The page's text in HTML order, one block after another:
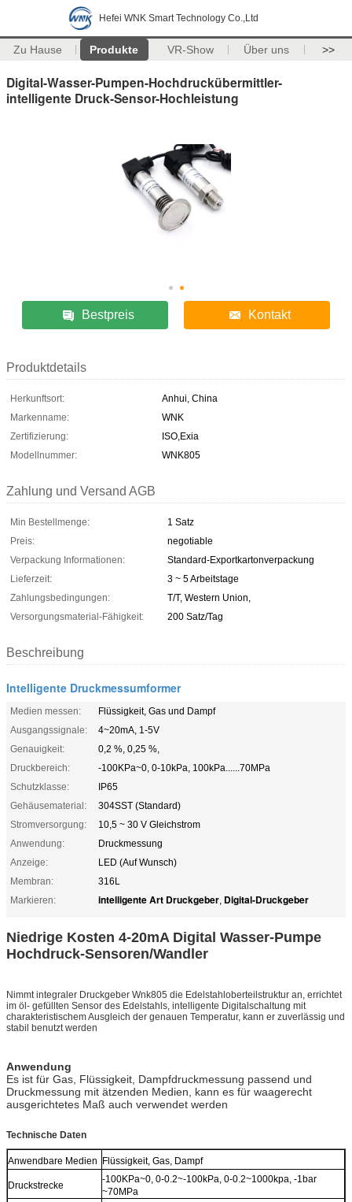
Hefei WNK Smart Technology Co.,Ltd
Zu Hause Produkte VR-Show Über uns >>
Digital-Wasser-Pumpen-Hochdruckübermittler-
intelligente Druck-Sensor-Hochleistung
Bestpreis Kontakt
Produktdetails
Herkunftsort:
Anhui, China
Markenname:
WNK
Zertifizierung:
ISO,Exia
Modellnummer:
WNK805
Zahlung und Versand AGB
Min Bestellmenge:
1 Satz
Preis:
negotiable
Verpackung Informationen:
Standard-Exportkartonverpackung
Lieferzeit:
3 ~ 5 Arbeitstage
Zahlungsbedingungen:
T/T, Western Union,
Versorgungsmaterial-Fähigkeit:
200 Satz/Tag
Beschreibung
Intelligente Druckmessumformer
Medien messen:
Flüssigkeit, Gas und Dampf
Ausgangssignale:
4~20mA, 1-5V
Genauigkeit:
0,2 %, 0,25 %,
Druckbereich:
-100KPa~0, 0-10kPa, 100kPa......70MPa
Schutzklasse:
IP65
Gehäusematerial:
304SST (Standard)
Stromversorgung:
10,5 ~ 30 V Gleichstrom
Anwendung:
Druckmessung
Anzeige:
LED (Auf Wunsch)
Membran:
316L
Markieren:
intelligente Art Druckgeber, Digital-Druckgeber
Niedrige Kosten 4-20mA Digital Wasser-Pumpe
Hochdruck-Sensoren/Wandler
Nimmt integraler Druckgeber Wnk805 die Edelstahloberteilstruktur an, errichtet
im öl- gefüllten Sensor des Edelstahls, intelligente Digitalschaltung mit
charakteristischem Ausgleich der genauen Temperatur, kann er zuverlässig und
stabil benutzt werden
Anwendung
Es ist für Gas, Flüssigkeit, Dampfdruckmessung passend und
Druckmessung mit ätzenden Medien, kann es für waagerecht
ausgerichtetes Maß auch verwendet werden
Technische Daten
Anwendbare Medien Flüssigkeit, Gas, Dampf
Druckstrecke
-100KPa~0, 0-0.2~-100kPa, 0-0.2~1000kpa, -1bar
~70MPa